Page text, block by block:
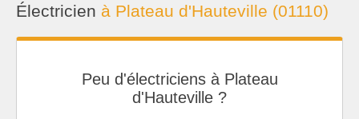
Électricien à Plateau d'Hauteville (01110)
Peu d'électriciens à Plateau
d'Hauteville ?